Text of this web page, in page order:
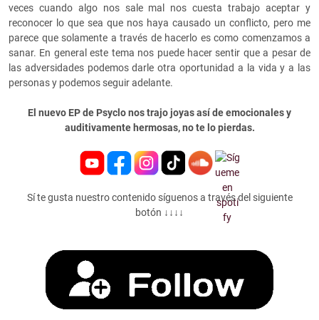
veces cuando algo nos sale mal nos cuesta trabajo aceptar y
reconocer lo que sea que nos haya causado un conflicto, pero me
parece que solamente a través de hacerlo es como comenzamos a
sanar. En general este tema nos puede hacer sentir que a pesar de
las adversidades podemos darle otra oportunidad a la vida y a las
personas y podemos seguir adelante.
El nuevo EP de Psyclo nos trajo joyas así de emocionales y
auditivamente hermosas, no te lo pierdas.
Sí te gusta nuestro contenido síguenos a través del siguiente
botón ↓↓↓↓